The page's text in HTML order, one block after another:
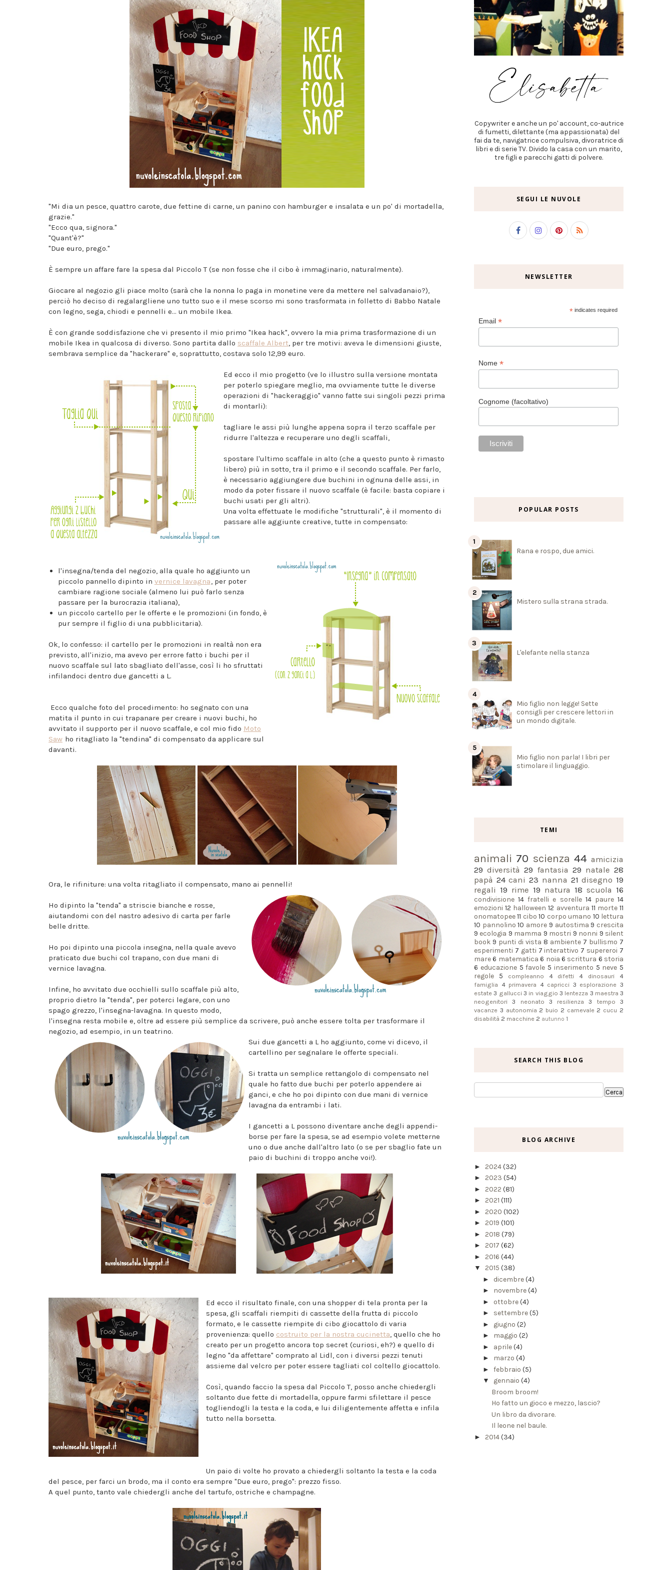
"Mi dia un pesce, quattro carote, due fettine di carne, un panino con hamburger e insalata e un po' di mortadella,
grazie."
"Ecco qua, signora."
"Quant'è?"
"Due euro, prego."
È sempre un affare fare la spesa dal Piccolo T (se non fosse che il cibo è immaginario, naturalmente).
Giocare al negozio gli piace molto (sarà che la nonna lo paga in monetine vere da mettere nel salvadanaio?),
perciò ho deciso di regalargliene uno tutto suo e il mese scorso mi sono trasformata in folletto di Babbo Natale
con legno, sega, chiodi e pennelli e... un mobile Ikea.
È con grande soddisfazione che vi presento il mio primo "Ikea hack", ovvero la mia prima trasformazione di un
mobile Ikea in qualcosa di diverso. Sono partita dallo scaffale Albert, per tre motivi: aveva le dimensioni giuste,
sembrava semplice da "hackerare" e, soprattutto, costava solo 12,99 euro.
Ed ecco il mio progetto (ve lo illustro sulla versione montata
per poterlo spiegare meglio, ma ovviamente tutte le diverse
operazioni di "hackeraggio" vanno fatte sui singoli pezzi prima
di montarli):
tagliare le assi più lunghe appena sopra il terzo scaffale per
ridurre l'altezza e recuperare uno degli scaffali,
spostare l'ultimo scaffale in alto (che a questo punto è rimasto
libero) più in sotto, tra il primo e il secondo scaffale. Per farlo,
è necessario aggiungere due buchini in ognuna delle assi, in
modo da poter fissare il nuovo scaffale (è facile: basta copiare i
buchi usati per gli altri).
Una volta effettuate le modifiche "strutturali", è il momento di
passare alle aggiunte creative, tutte in compensato:
l'insegna/tenda del negozio, alla quale ho aggiunto un
piccolo pannello dipinto in vernice lavagna, per poter
cambiare ragione sociale (almeno lui può farlo senza
passare per la burocrazia italiana),
un piccolo cartello per le offerte e le promozioni (in fondo, è
pur sempre il figlio di una pubblicitaria).
Ok, lo confesso: il cartello per le promozioni in realtà non era
previsto, all'inizio, ma avevo per errore fatto i buchi per il
nuovo scaffale sul lato sbagliato dell'asse, così li ho sfruttati
infilandoci dentro due gancetti a L.
Ecco qualche foto del procedimento: ho segnato con una
matita il punto in cui trapanare per creare i nuovi buchi, ho
avvitato il supporto per il nuovo scaffale, e col mio fido Moto
Saw ho ritagliato la "tendina" di compensato da applicare sul
davanti.
Ora, le rifiniture: una volta ritagliato il compensato, mano ai pennelli!
Ho dipinto la "tenda" a striscie bianche e rosse,
aiutandomi con del nastro adesivo di carta per farle
belle dritte.
Ho poi dipinto una piccola insegna, nella quale avevo
praticato due buchi col trapano, con due mani di
vernice lavagna.
Infine, ho avvitato due occhielli sullo scaffale più alto,
proprio dietro la "tenda", per poterci legare, con uno
spago grezzo, l'insegna-lavagna. In questo modo,
l'insegna resta mobile e, oltre ad essere più semplice da scrivere, può anche essere tolta per trasformare il
negozio, ad esempio, in un teatrino.
Sui due gancetti a L ho aggiunto, come vi dicevo, il
cartellino per segnalare le offerte speciali.
Si tratta un semplice rettangolo di compensato nel
quale ho fatto due buchi per poterlo appendere ai
ganci, e che ho poi dipinto con due mani di vernice
lavagna da entrambi i lati.
I gancetti a L possono diventare anche degli appendi-
borse per fare la spesa, se ad esempio volete metterne
uno o due anche dall'altro lato (o se per sbaglio fate un
paio di buchini di troppo anche voi!).
Ed ecco il risultato finale, con una shopper di tela pronta per la
spesa, gli scaffali riempiti di cassette della frutta di piccolo
formato, e le cassette riempite di cibo giocattolo di varia
provenienza: quello costruito per la nostra cucinetta, quello che ho
creato per un progetto ancora top secret (curiosi, eh?) e quello di
legno "da affettare" comprato al Lidl, con i diversi pezzi tenuti
assieme dal velcro per poter essere tagliati col coltello giocattolo.
Così, quando faccio la spesa dal Piccolo T, posso anche chiedergli
soltanto due fette di mortadella, oppure farmi sfilettare il pesce
togliendogli la testa e la coda, e lui diligentemente affetta e infila
tutto nella borsetta.
Un paio di volte ho provato a chiedergli soltanto la testa e la coda
del pesce, per farci un brodo, ma il conto era sempre "Due euro, prego": prezzo fisso.
A quel punto, tanto vale chiedergli anche del tartufo, ostriche e champagne.
Copywriter e anche un po' account, co-autrice
di fumetti, dilettante (ma appassionata) del
fai da te, navigatrice compulsiva, divoratrice di
libri e di serie TV. Divido la casa con un marito,
tre figli e parecchi gatti di polvere.
SEGUI LE NUVOLE
NEWSLETTER
* indicates required
Email *
Nome *
Cognome (facoltativo)
POPULAR POSTS
Rana e rospo, due amici.
Mistero sulla strana strada.
L'elefante nella stanza
Mio figlio non legge! Sette
consigli per crescere lettori in
un mondo digitale.
Mio figlio non parla! I libri per
stimolare il linguaggio.
TEMI
animali 70 scienza 44 amicizia
29 diversità 29 fantasia 29 natale 28
papà 24 cani 23 nanna 21 disegno 19
regali 19 rime 19 natura 18 scuola 16
condivisione 14 fratelli e sorelle 14 paure 14
emozioni 12 halloween 12 avventura 11 morte 11
onomatopee 11 cibo 10 corpo umano 10 lettura
10 pannolino 10 amore 9 autostima 9 crescita
9 ecologia 9 mamma 9 mostri 9 nonni 9 silent
book 9 punti di vista 8 ambiente 7 bullismo 7
esperimenti 7 gatti 7 interattivo 7 supereroi 7
mare6 matematica 6 noia 6 scrittura 6 storia
6 educazione 5 favole 5 inserimento 5 neve 5
regole
5 compleanno 4 difetti 4 dinosauri
4
famiglia 4 primavera 4 capricci 3 esplorazione 3
estate 3 gallucci 3 in viaggio 3 lentezza 3 maestra 3
neogenitori
3 neonato 3 resilienza 3 tempo
3
vacanze 3 autonomia 2 buio 2 carnevale 2 cucu 2
disabilità 2 macchine 2 autunno 1
SEARCH THIS BLOG
BLOG ARCHIVE
► 2024(32)
► 2023 (54)
► 2022 (81)
► 2021 (111)
► 2020 (102)
► 2019 (101)
► 2018 (79)
► 2017 (62)
► 2016 (44)
▼ 2015 (38)
► dicembre(4)
► novembre(4)
► ottobre(4)
► settembre(5)
► giugno (2)
► maggio (2)
► aprile(4)
► marzo (4)
► febbraio (5)
▼ gennaio (4)
Broom broom!
Ho fatto un gioco e mezzo, lascio?
Un libro da divorare.
Il leone nel baule.
► 2014(34)